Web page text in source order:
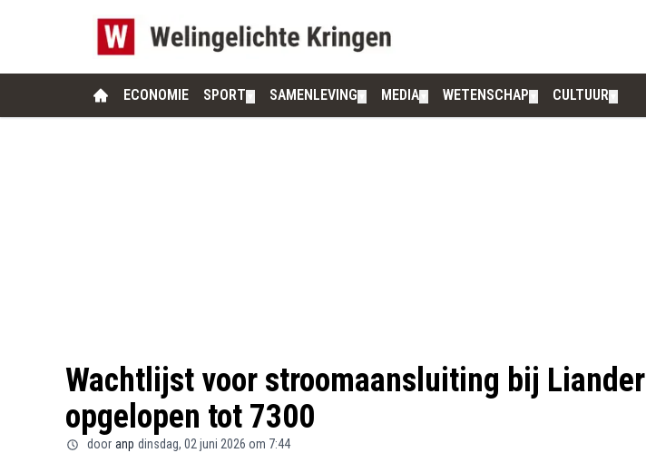
ECONOMIE SPORT SAMENLEVING MEDIA WETENSCHAP CULTUUR
Wachtlijst voor stroomaansluiting bij Liander
opgelopen tot 7300
door anp dinsdag, 02 juni 2026 om 7:44